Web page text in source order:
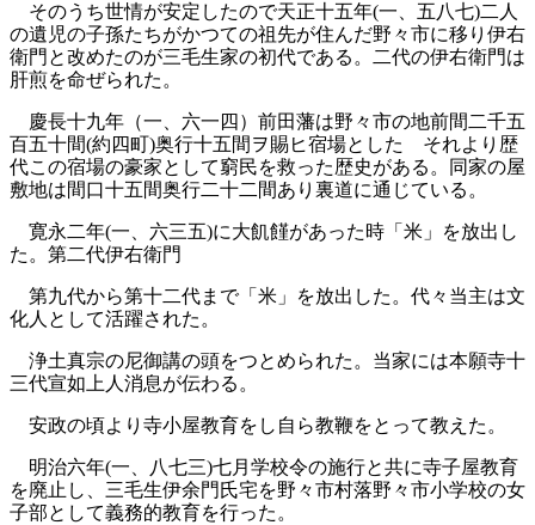
そのうち世情が安定したので天正十五年(一、五八七)二人
の遺児の子孫たちがかつての祖先が住んだ野々市に移り伊右
衛門と改めたのが三毛生家の初代である。二代の伊右衛門は
肝煎を命ぜられた。
慶長十九年（一、六一四）前田藩は野々市の地前間二千五
百五十間(約四町)奥行十五間ヲ賜ヒ宿場とした それより歴
代この宿場の豪家として窮民を救った歴史がある。同家の屋
敷地は間口十五間奥行二十二間あり裏道に通じている。
寛永二年(一、六三五)に大飢饉があった時「米」を放出し
た。第二代伊右衛門
第九代から第十二代まで「米」を放出した。代々当主は文
化人として活躍された。
浄土真宗の尼御講の頭をつとめられた。当家には本願寺十
三代宣如上人消息が伝わる。
安政の頃より寺小屋教育をし自ら教鞭をとって教えた。
明治六年(一、八七三)七月学校令の施行と共に寺子屋教育
を廃止し、三毛生伊余門氏宅を野々市村落野々市小学校の女
子部として義務的教育を行った。